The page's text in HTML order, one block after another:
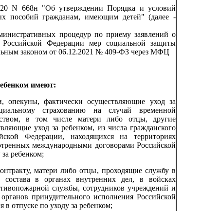
N 668н "Об утверждении Порядка и условий
пособий гражданам, имеющим детей" (далее -
процедур по приему заявлений о
Федерации мер социальной защиты
законом от 06.12.2021 № 409-ФЗ через МФЦ
имеют:
опекуны, фактически осуществляющие уход за
страхованию на случай временной
в том числе матери либо отцы, другие
уход за ребенком, из числа гражданского
Федерации, находящихся на территориях
международными договорами Российской
ребенком;
матери либо отцы, проходящие службу в
состава в органах внутренних дел, в войсках
службы, сотрудников учреждений и
принудительного исполнения Российской
отпуске по уходу за ребенком;